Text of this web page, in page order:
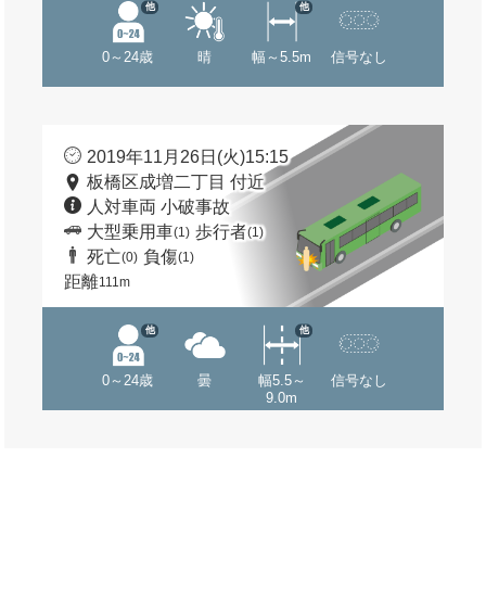
0～24歳
他
晴 幅～5.5m
他
信号なし
2019年11月26日(火)15:15
板橋区成増二丁目 付近
人対車両 小破事故
大型乗用車(1) 歩行者(1)
死亡(0) 負傷(1)
距離111m
0～24歳
他
曇
幅5.5～
9.0m
他
信号なし